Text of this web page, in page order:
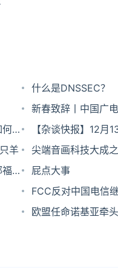
什么是DNSSEC？
新春致辞丨中国广
广电网络美好未来
何
【杂谈快报】12月
购动视暴雪遇阻，
羊
尖端音画科技大成
利
屁点大事
FCC反对中国电信
欧盟任命诺基亚牵